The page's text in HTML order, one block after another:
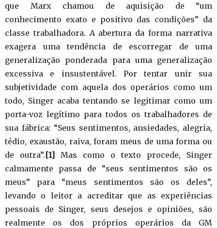
que Marx chamou de aquisição de “um
conhecimento exato e positivo das condições” da
classe trabalhadora. A abertura da forma narrativa
exagera uma tendência de escorregar de uma
generalização ponderada para uma generalização
excessiva e insustentável. Por tentar unir sua
subjetividade com aquela dos operários como um
todo, Singer acaba tentando se legitimar como um
porta-voz legítimo para todos os trabalhadores de
sua fábrica: “Seus sentimentos, ansiedades, alegria,
tédio, exaustão, raiva, foram meus de uma forma ou
de outra”.[1] Mas como o texto procede, Singer
calmamente passa de “seus sentimentos são os
meus” para “meus sentimentos são os deles”,
levando o leitor a acreditar que as experiências
pessoais de Singer, seus desejos e opiniões, são
realmente os dos próprios operários da GM